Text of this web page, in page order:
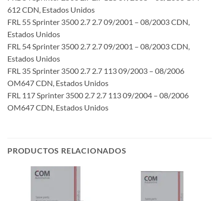
612 CDN, Estados Unidos
FRL 55 Sprinter 3500 2.7 2.7 09/2001 – 08/2003 CDN,
Estados Unidos
FRL 54 Sprinter 3500 2.7 2.7 09/2001 – 08/2003 CDN,
Estados Unidos
FRL 35 Sprinter 3500 2.7 2.7 113 09/2003 – 08/2006
OM647 CDN, Estados Unidos
FRL 117 Sprinter 3500 2.7 2.7 113 09/2004 – 08/2006
OM647 CDN, Estados Unidos
PRODUCTOS RELACIONADOS